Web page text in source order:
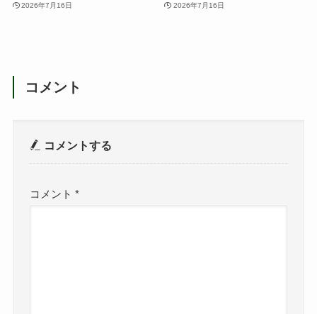
2026年7月16日 2026年7月16日
コメント
コメントする
コメント*